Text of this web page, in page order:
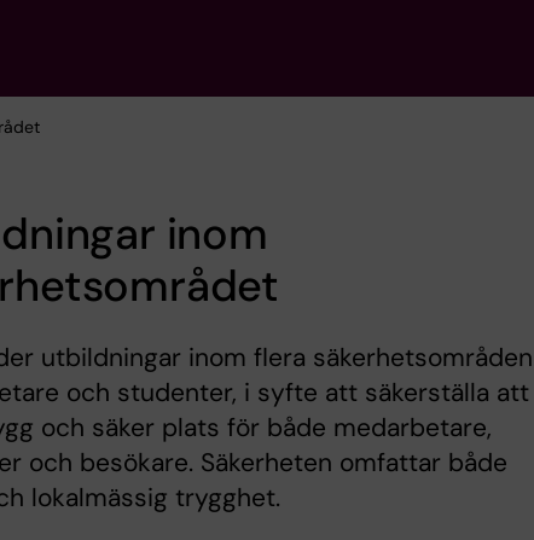
inom
utbildningar inom flera
och studenter, i syfte att säkerställa att
och säker plats för både medarbetare,
och besökare. Säkerheten omfattar både
lokalmässig trygghet.